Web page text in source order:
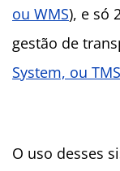
ou WMS), e só
gestão de
System, ou TMS
O uso desses